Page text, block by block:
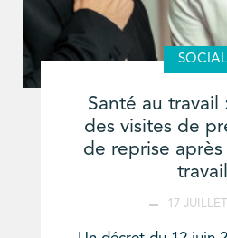
SOCIAL
Santé au travail
des visites de
de reprise
travail
17